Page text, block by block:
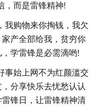
，而是雷锋精神!
购物来你掏钱，我欠
产全部给我，贫穷你
学雷锋是必需滴哟!
始上网不为红颜滥交
分享快乐去忧愁认认
锋日，让雷锋精神清